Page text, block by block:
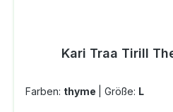
Kari Traa Tirill
Farben: thyme Größe: L